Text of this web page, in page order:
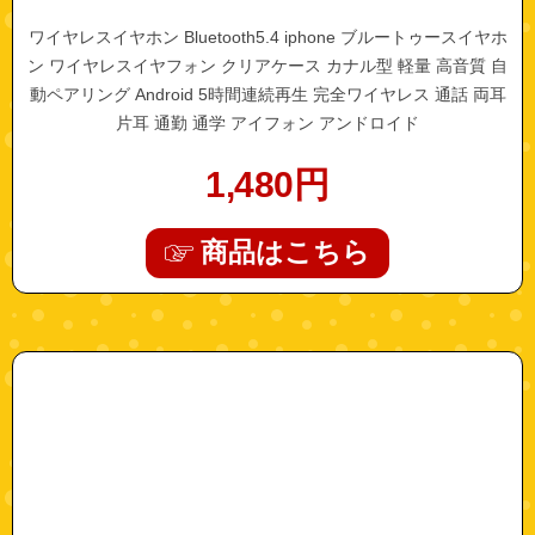
ワイヤレスイヤホン Bluetooth5.4 iphone ブルートゥースイヤホ
ン ワイヤレスイヤフォン クリアケース カナル型 軽量 高音質 自
動ペアリング Android 5時間連続再生 完全ワイヤレス 通話 両耳
片耳 通勤 通学 アイフォン アンドロイド
1,480 円
商品はこちら
"a0592"